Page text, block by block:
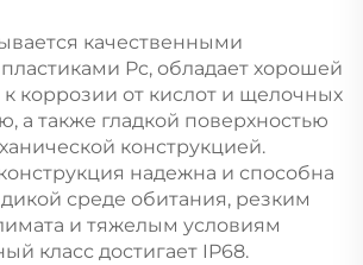
качественными
Pc, обладает хорошей
коррозии от кислот и щелочных
а также гладкой поверхностью
конструкцией.
надежна и способна
среде обитания, резким
и тяжелым условиям
класс достигает IP68.